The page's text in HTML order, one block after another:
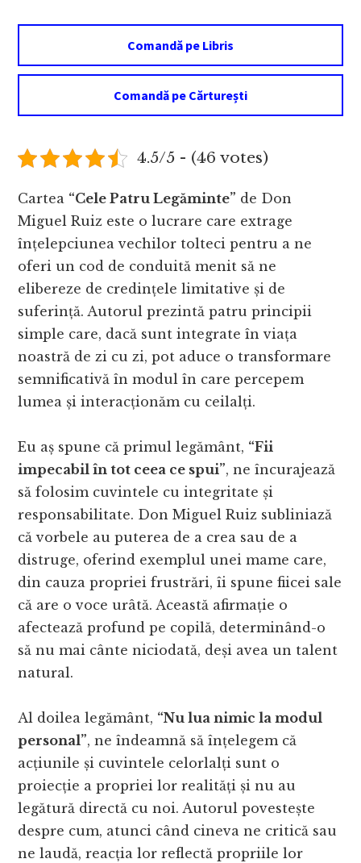
Comandă pe Libris
Comandă pe Cărturești
4.5/5 - (46 votes)
Cartea “Cele Patru Legăminte” de Don
Miguel Ruiz este o lucrare care extrage
înțelepciunea vechilor tolteci pentru a ne
oferi un cod de conduită menit să ne
elibereze de credințele limitative și de
suferință. Autorul prezintă patru principii
simple care, dacă sunt integrate în viața
noastră de zi cu zi, pot aduce o transformare
semnificativă în modul în care percepem
lumea și interacționăm cu ceilalți.
Eu aș spune că primul legământ, “Fii
impecabil în tot ceea ce spui”, ne încurajează
să folosim cuvintele cu integritate și
responsabilitate. Don Miguel Ruiz subliniază
că vorbele au puterea de a crea sau de a
distruge, oferind exemplul unei mame care,
din cauza propriei frustrări, îi spune fiicei sale
că are o voce urâtă. Această afirmație o
afectează profund pe copilă, determinând-o
să nu mai cânte niciodată, deși avea un talent
natural.
Al doilea legământ, “Nu lua nimic la modul
personal”, ne îndeamnă să înțelegem că
acțiunile și cuvintele celorlalți sunt o
proiecție a propriei lor realități și nu au
legătură directă cu noi. Autorul povestește
despre cum, atunci când cineva ne critică sau
ne laudă, reacția lor reflectă propriile lor